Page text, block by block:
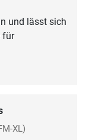
und lässt sich
für
XL)